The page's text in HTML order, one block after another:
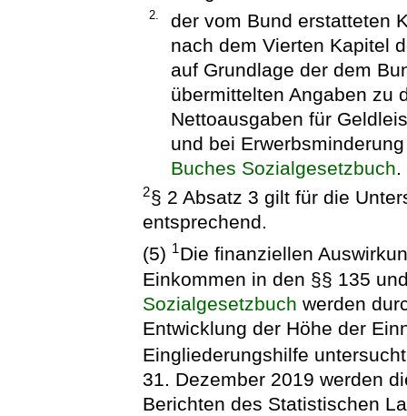
2.
der vom Bund erstatteten
nach dem Vierten Kapitel
auf Grundlage der dem
übermittelten Angaben zu
Nettoausgaben für
und bei
Buches Sozialgesetzbuch.
2§ 2 Absatz 3 gilt für die
entsprechend.
(5) 1Die finanziellen
Einkommen in den §§ 135
Sozialgesetzbuch werden
Entwicklung der Höhe der
Eingliederungshilfe
31. Dezember 2019 werden
Berichten des Statistischen